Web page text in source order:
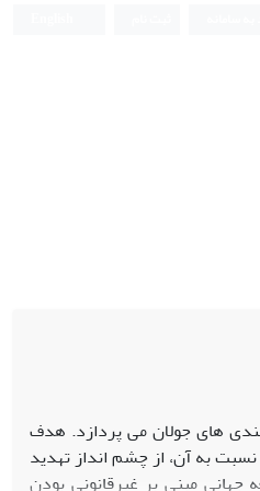
های جولان می پردازد. هدف
به آن، از چشم انداز تهدید
مبنی بر غیرقانونی بودن